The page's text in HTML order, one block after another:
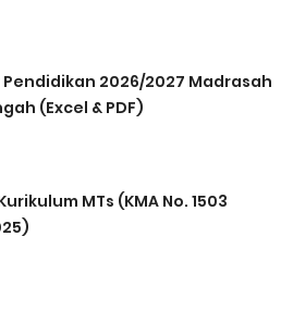
2026/2027 Madrasah
(Excel & PDF)
MTs (KMA No. 1503